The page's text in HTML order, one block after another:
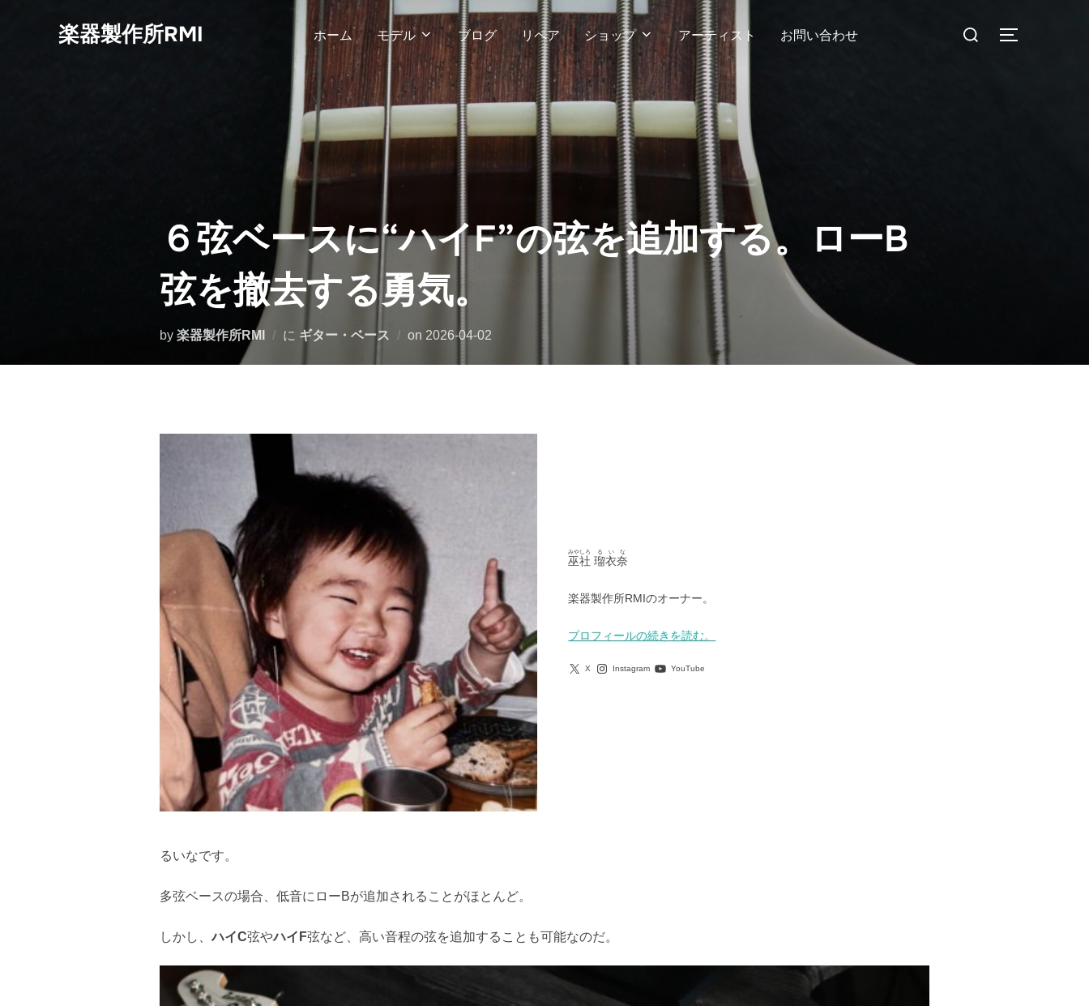
楽器製作所RMI ホーム モデル ブログ リペア ショップ アーティスト お問い合わせ
検
サイドバー
６弦ベースに“ハイF”の弦を追加する。ローB
弦を撤去する勇気。
by 楽器製作所RMI に ギター・ベース on 投
2026-04-02
巫社
みやしろ
瑠衣奈
るいな
楽器製作所RMIのオーナー。
プロフィールの続きを読む。
X Instagram YouTube
るいなです。
多弦ベースの場合、低音にローBが追加されることがほとんど。
しかし、ハイC弦やハイF弦など、高い音程の弦を追加することも可能なのだ。